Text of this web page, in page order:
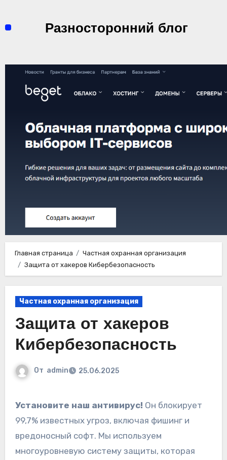
содержимомуРазносторонний блог
Главная страница
Частная охранная организация
Защита от хакеров Кибербезопасность
Частная охранная организация
Защита от хакеров
Кибербезопасность
От admin 25.06.2025
Установите наш антивирус! Он блокирует
99,7% известных угроз, включая фишинг и
вредоносный софт. Мы используем
многоуровневую систему защиты, которая